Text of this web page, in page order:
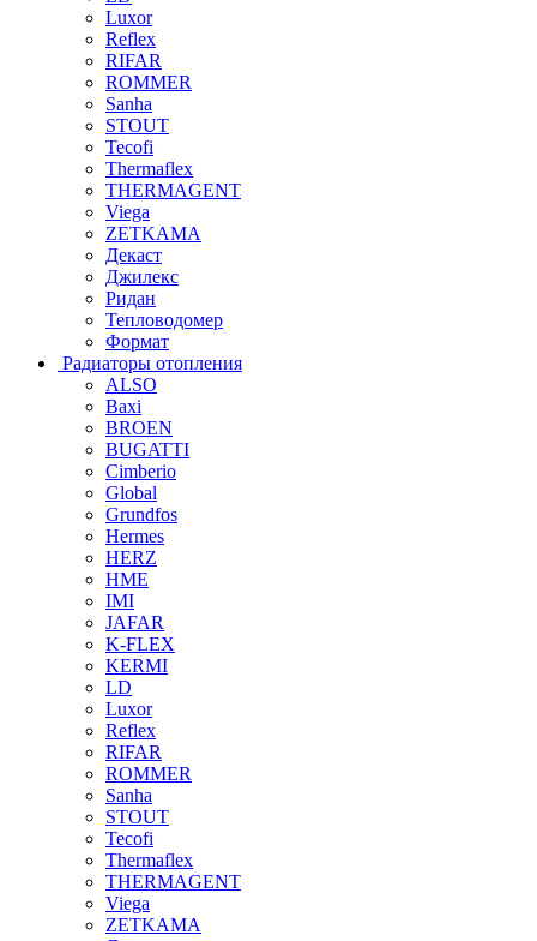
Luxor
Reflex
RIFAR
ROMMER
Sanha
STOUT
Tecofi
Thermaflex
THERMAGENT
Viega
ZETKAMA
Декаст
Джилекс
Ридан
Тепловодомер
Формат
Радиаторы отопления
ALSO
Baxi
BROEN
BUGATTI
Cimberio
Global
Grundfos
Hermes
HERZ
HME
IMI
JAFAR
K-FLEX
KERMI
LD
Luxor
Reflex
RIFAR
ROMMER
Sanha
STOUT
Tecofi
Thermaflex
THERMAGENT
Viega
ZETKAMA